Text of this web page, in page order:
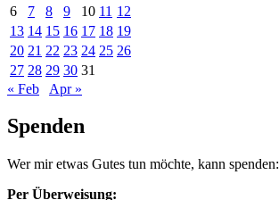
6
7 8 9 10 11 12
13 14 15 16 17 18 19
20 21 22 23 24 25 26
27 28 29 30 31
« Feb
Apr »
Spenden
Wer mir etwas Gutes tun möchte, kann spenden:
Per Überweisung: